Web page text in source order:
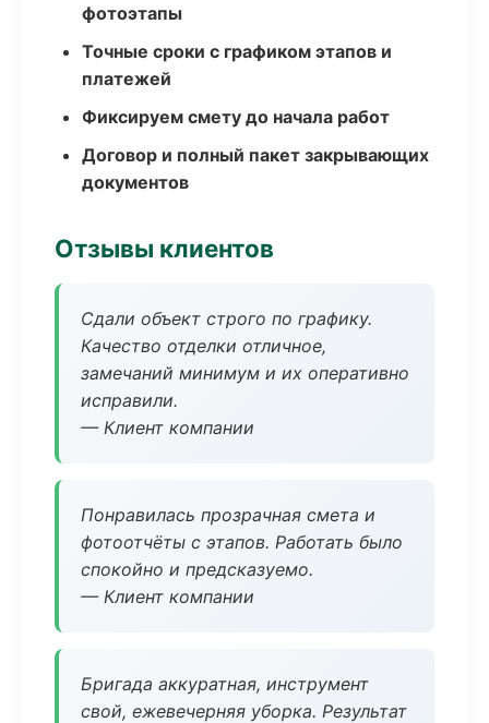
фотоэтапы
Точные сроки с графиком этапов и
платежей
Фиксируем смету до начала работ
Договор и полный пакет закрывающих
документов
Отзывы клиентов
Сдали объект строго по графику.
Качество отделки отличное,
замечаний минимум и их оперативно
исправили.
— Клиент компании
Понравилась прозрачная смета и
фотоотчёты с этапов. Работать было
спокойно и предсказуемо.
— Клиент компании
Бригада аккуратная, инструмент
свой, ежевечерняя уборка. Результат